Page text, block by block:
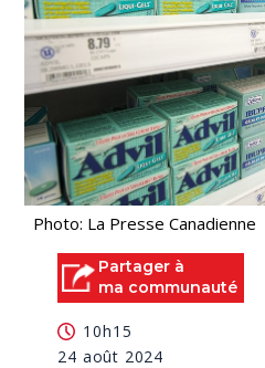
Photo: La Presse Canadienne
Partager à
ma communauté
10h15
24 août 2024